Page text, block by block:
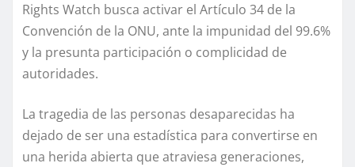
Rights Watch busca activar el Artículo 34 de la
Convención de la ONU, ante la impunidad del 99.6%
y la presunta participación o complicidad de
autoridades.
La tragedia de las personas desaparecidas ha
dejado de ser una estadística para convertirse en
una herida abierta que atraviesa generaciones,